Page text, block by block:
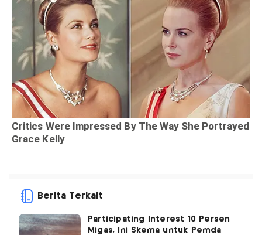
Berita Terkait
Participating Interest 10 Persen
Migas, Ini Skema untuk Pemda